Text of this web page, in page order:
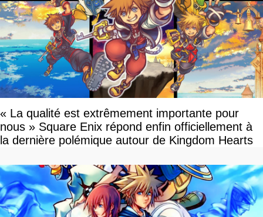
« La qualité est extrêmement importante pour
nous » Square Enix répond enfin officiellement à
la dernière polémique autour de Kingdom Hearts